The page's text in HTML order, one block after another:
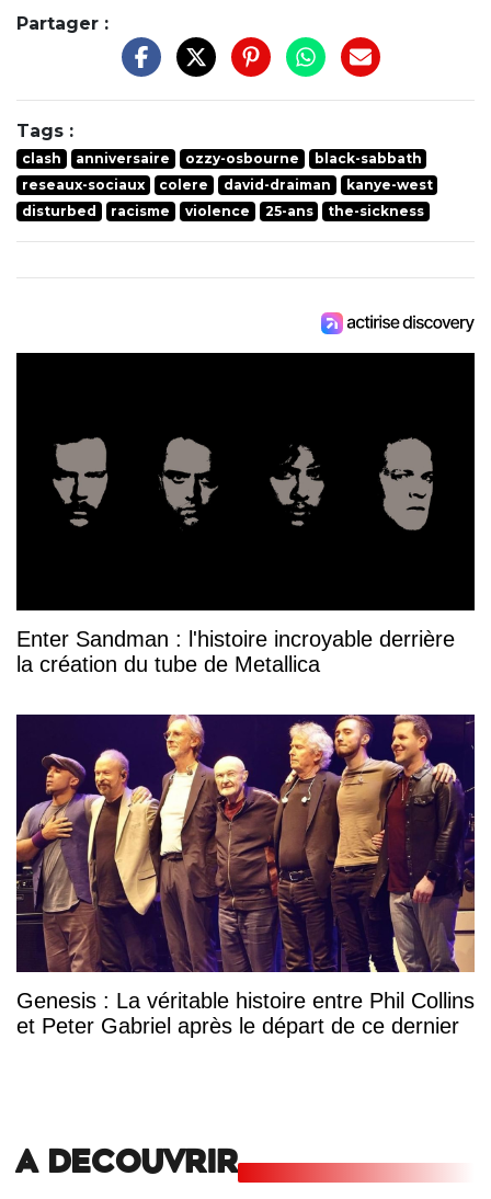
Partager :
Tags :
clash anniversaire ozzy-osbourne
black-sabbath
reseaux-sociaux
colere david-draiman
kanye-west
disturbed
racisme violence 25-ans the-sickness
Enter Sandman : l'histoire incroyable derrière
la création du tube de Metallica
Genesis : La véritable histoire entre Phil Collins
et Peter Gabriel après le départ de ce dernier
A DECOUVRIR